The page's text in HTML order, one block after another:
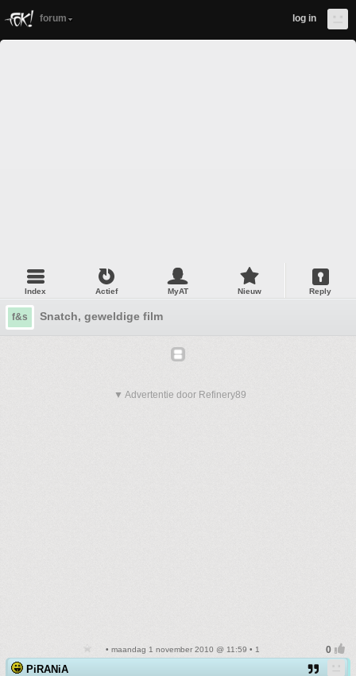
forum log in
Index Actief MyAT Nieuw Reply
f&s Snatch, geweldige film
▼ Advertentie door Refinery89
• maandag 1 november 2010 @ 11:59 • 1
PiRANiA